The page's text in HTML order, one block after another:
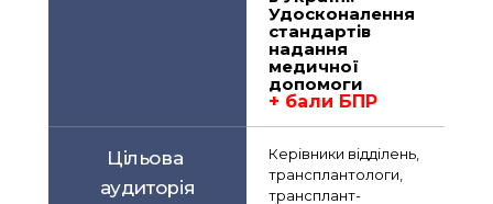
Удосконалення
стандартів
надання
медичної
допомоги
+ бали БПР
Цільова
аудиторія
Керівники відділень,
трансплантологи,
трансплант-